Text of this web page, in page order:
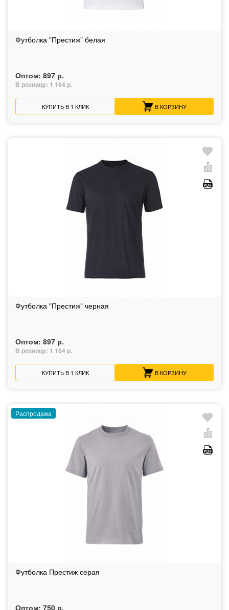
Футболка "Престиж" белая
Оптом: 897 р.
В розницу: 1 164 р.
КУПИТЬ В 1 КЛИК В КОРЗИНУ
Футболка "Престиж" черная
Оптом: 897 р.
В розницу: 1 164 р.
КУПИТЬ В 1 КЛИК В КОРЗИНУ
Распродажа
Футболка Престиж серая
Оптом: 750 р.